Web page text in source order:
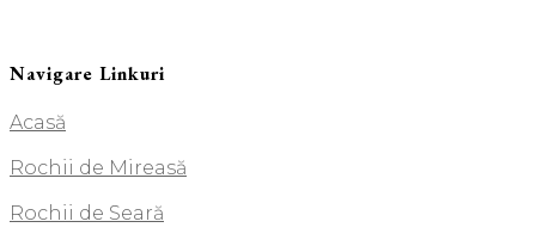
Navigare Linkuri
Acasă
Rochii de Mireasă
Rochii de Seară